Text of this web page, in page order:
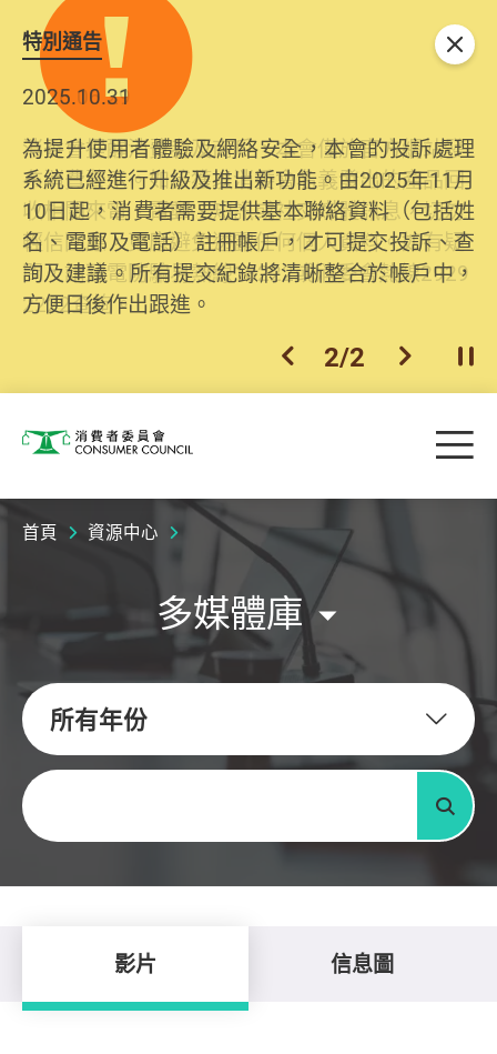
特別通告
2026.06.29
消委會提醒消費者及商戶，本會僅於官方網站發
布消費警示。如接獲以消委會名義發出的產品回
收相關來電、電郵、短訊或社交媒體訊息，切勿
輕信回應，更應避免透露任何個人資料。如有疑
問，請致電防騙易熱線18222或消委會熱線2929
2222查詢。
2025.10.31
為提升使用者體驗及網絡安全，本會的投訴處理
系統已經進行升級及推出新功能。由2025年11月
10日起，消費者需要提供基本聯絡資料（包括姓
名、電郵及電話）註冊帳戶，才可提交投訴、查
詢及建議。所有提交紀錄將清晰整合於帳戶中，
方便日後作出跟進。
上一個
2/2 下一個開
關閉
消費者委員會 目
首頁 資源中心
多媒體庫
所有年份
關鍵字
搜尋
影片 信息圖